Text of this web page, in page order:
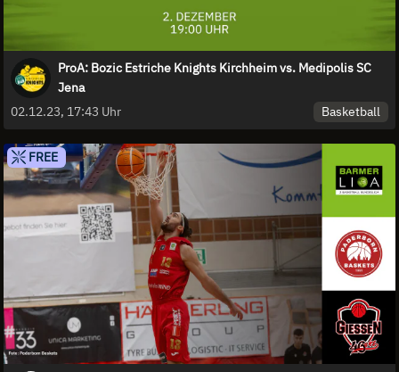
ProA: Bozic Estriche Knights Kirchheim vs. Medipolis SC
Jena
02.12.23, 17:43 Uhr
Basketball
FREE